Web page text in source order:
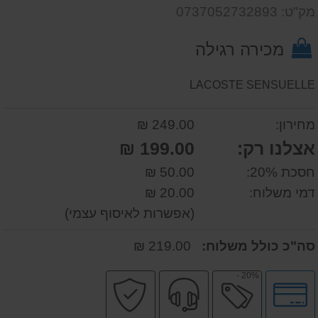
מק"ט: 0737052732893
מכירה רגילה
LACOSTE SENSUELLE
מחירון: 249.00 ₪
אצלנו רק: 199.00 ₪
חסכת 20%:
50.00 ₪
דמי משלוח:
20.00 ₪
(אפשרות לאיסוף עצמי)
סה"כ כולל משלוח:
לחץ
לאפשרויות
20% - מבצע
שירות
מקצועי